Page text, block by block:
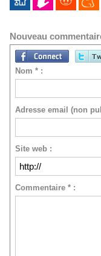
Nouveau
Nom * :
Adresse email (non
Site web :
Commentaire * :